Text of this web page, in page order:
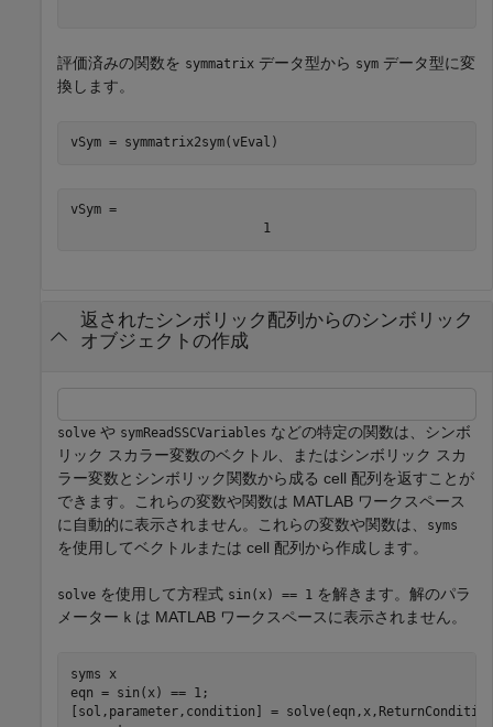
評価済みの関数を symmatrix データ型から sym データ型に変
換します。
vSym = symmatrix2sym(vEval)
vSym =
1
返されたシンボリック配列からのシンボリック
オブジェクトの作成
solve や symReadSSCVariables などの特定の関数は、シンボ
リック スカラー変数のベクトル、またはシンボリック スカ
ラー変数とシンボリック関数から成る cell 配列を返すことが
できます。これらの変数や関数は MATLAB ワークスペース
に自動的に表示されません。これらの変数や関数は、
syms
を使用してベクトルまたは cell 配列から作成します。
solve を使用して方程式 sin(x) == 1 を解きます。解のパラ
メーター k は MATLAB ワークスペースに表示されません。
syms
x
eqn = sin(x) == 1;
[sol,parameter,condition] =